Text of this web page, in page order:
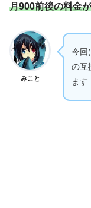
月900前後の料金
みこと
今回
の互
ます